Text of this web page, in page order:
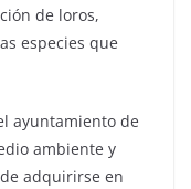
de loros,
especies que
ayuntamiento de
ambiente y
adquirirse en